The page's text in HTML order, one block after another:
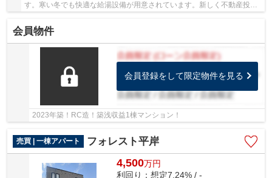
す。寒い冬でも快適な給湯設備が用意されています。新しく不動産投資
会員物件
会員登録をして限定物件を見る
2023年築！RC造！築浅収益1棟マンション！
売買 | 一棟アパート フォレスト平岸
4,500万円
利回り：想定7.24% / -